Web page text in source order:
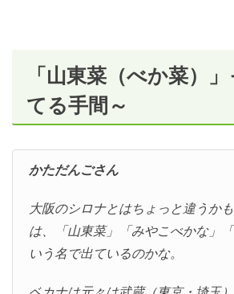
「山東菜（べか菜）
てる手間～
かただんごさん
大阪のシロナとはちょっと違うか
は、「山東菜」「みやこべかな」
いう名で出ているのかな。